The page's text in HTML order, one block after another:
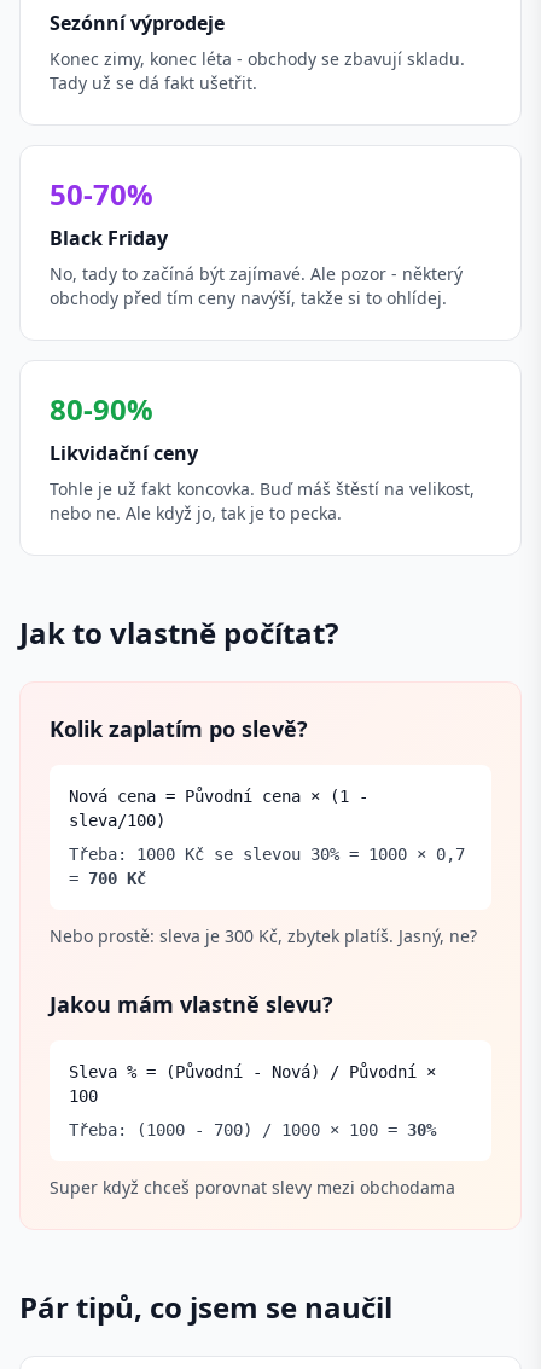
Sezónní výprodeje
Konec zimy, konec léta - obchody se zbavují skladu.
Tady už se dá fakt ušetřit.
50-70%
Black Friday
No, tady to začíná být zajímavé. Ale pozor - některý
obchody před tím ceny navýší, takže si to ohlídej.
80-90%
Likvidační ceny
Tohle je už fakt koncovka. Buď máš štěstí na velikost,
nebo ne. Ale když jo, tak je to pecka.
Jak to vlastně počítat?
Kolik zaplatím po slevě?
Nová cena = Původní cena × (1 -
sleva/100)
Třeba: 1000 Kč se slevou 30% = 1000 × 0,7
= 700 Kč
Nebo prostě: sleva je 300 Kč, zbytek platíš. Jasný, ne?
Jakou mám vlastně slevu?
Sleva % = (Původní - Nová) / Původní ×
100
Třeba: (1000 - 700) / 1000 × 100 = 30%
Super když chceš porovnat slevy mezi obchodama
Pár tipů, co jsem se naučil